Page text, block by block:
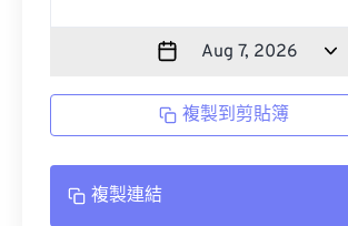
複製到剪貼簿
複製連結